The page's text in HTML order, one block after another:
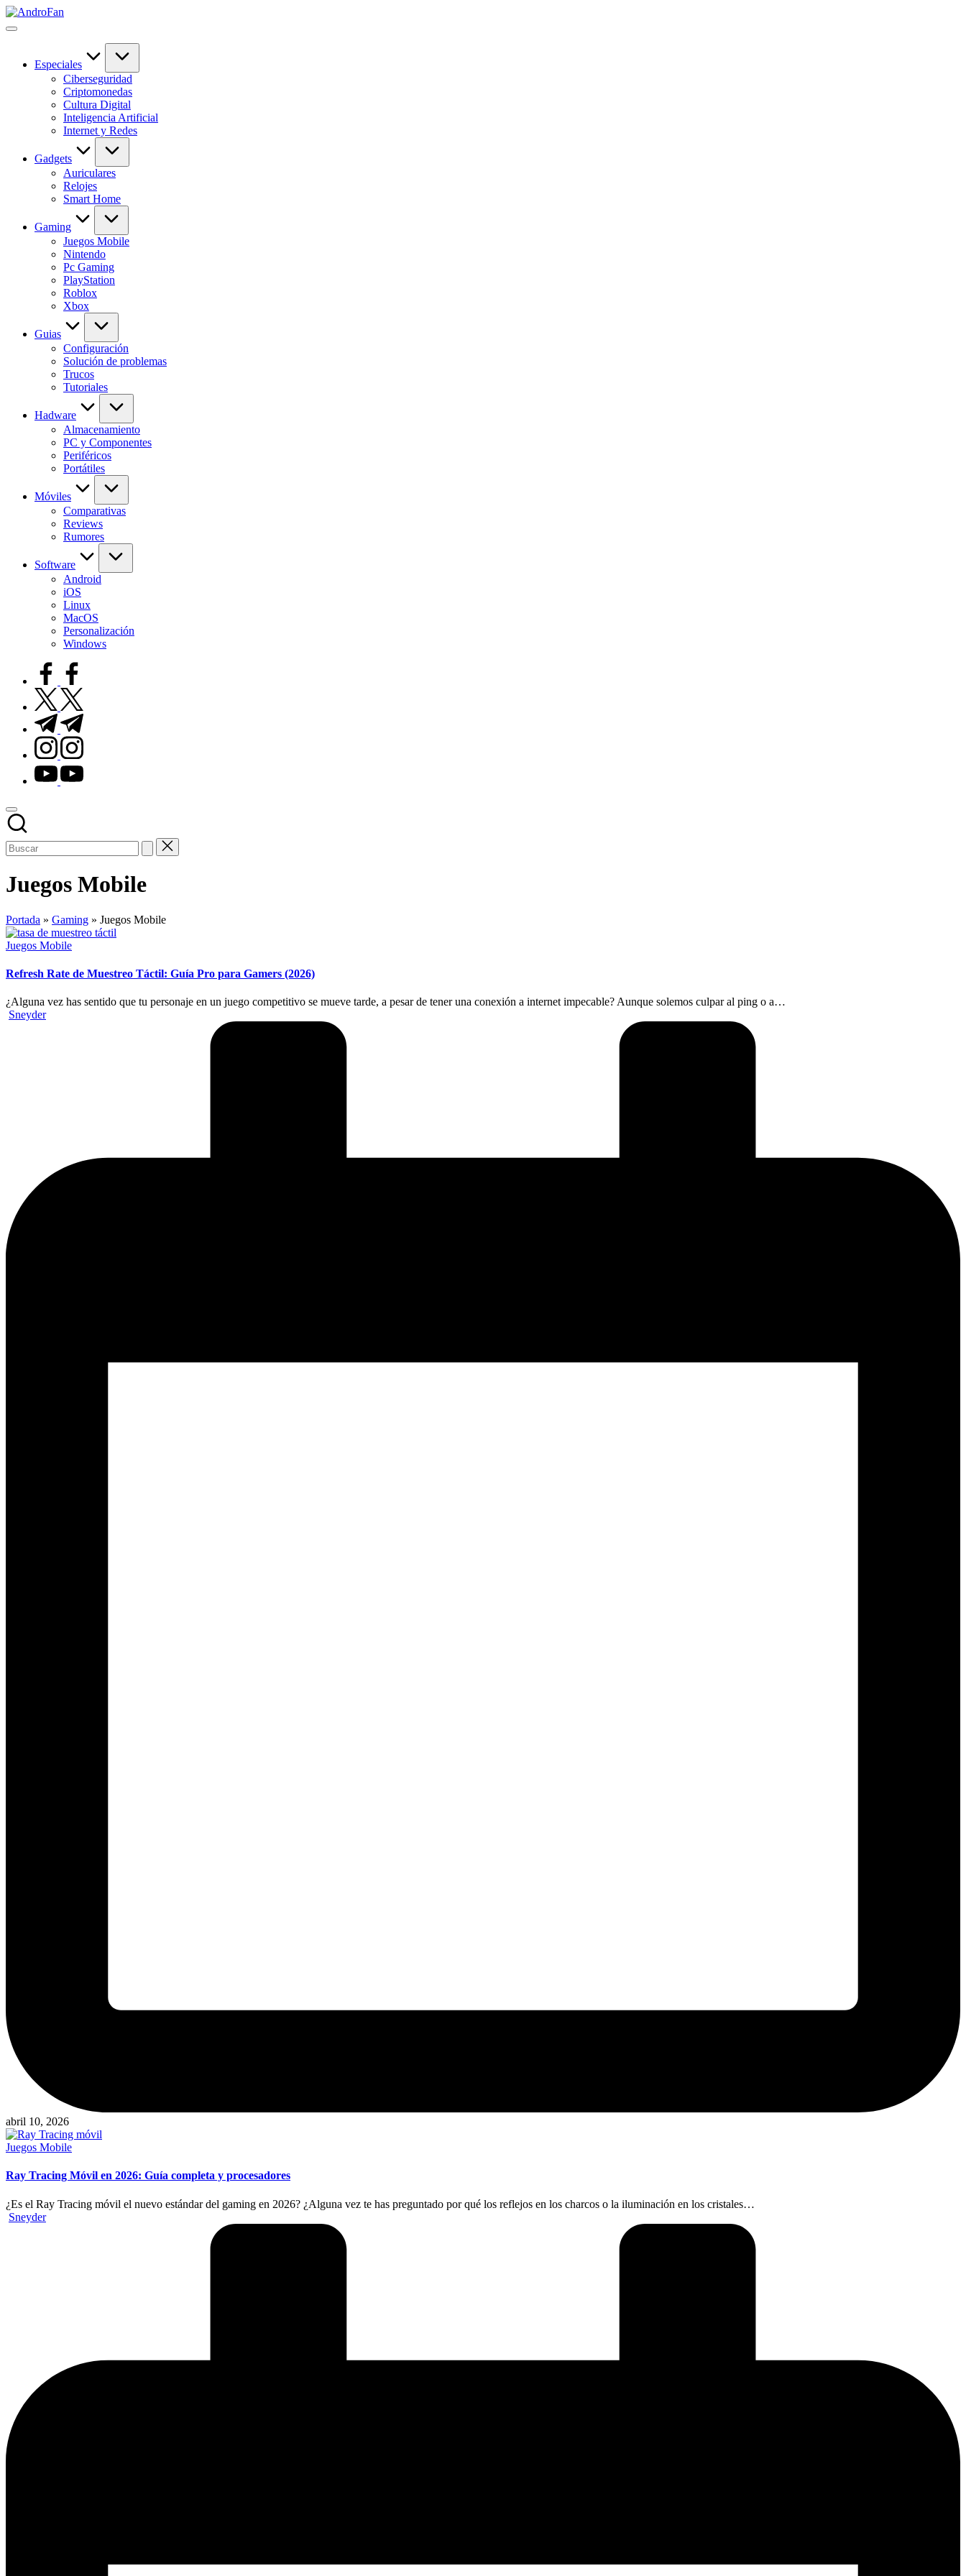
Saltar
al
Descubre
complicaciones
AndroFan:
gadgets
novedades
digital.
Especiales
Ciberseguridad
Criptomonedas
Cultura Digital
Inteligencia Artificial
Internet y Redes
Gadgets
Auriculares
Relojes
Smart Home
Gaming
Juegos Mobile
Nintendo
Pc Gaming
PlayStation
Roblox
Xbox
Guias
Configuración
Solución de problemas
Trucos
Tutoriales
Hadware
Almacenamiento
PC y Componentes
Periféricos
Portátiles
Móviles
Comparativas
Reviews
Rumores
Software
Android
iOS
Linux
MacOS
Personalización
Windows
facebook.com
twitter.com
t.me
instagram.com
youtube.com
Juegos Mobile
Portada » Gaming » Juegos Mobile
Publicado
Juegos Mobile
Refresh Rate de Muestreo Táctil: Guía Pro para Gamers (2026)
¿Alguna vez has sentido que tu personaje en un juego competitivo se mueve tarde, a pesar de tener una conexión a internet impecable? Aunque solemos culpar al ping o a…
Publicado
Sneyder
abril 10, 2026
Publicado
Juegos Mobile
Ray Tracing Móvil en 2026: Guía completa y procesadores
¿Es el Ray Tracing móvil el nuevo estándar del gaming en 2026? ¿Alguna vez te has preguntado por qué los reflejos en los charcos o la iluminación en los cristales…
Publicado
Sneyder